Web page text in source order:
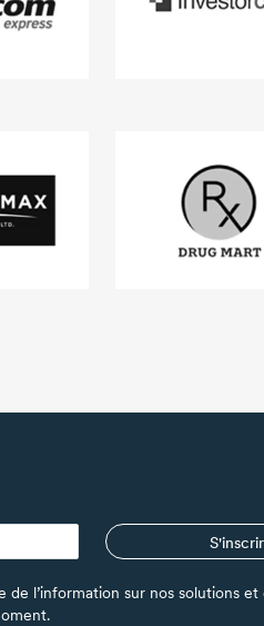
l’information sur nos solutions